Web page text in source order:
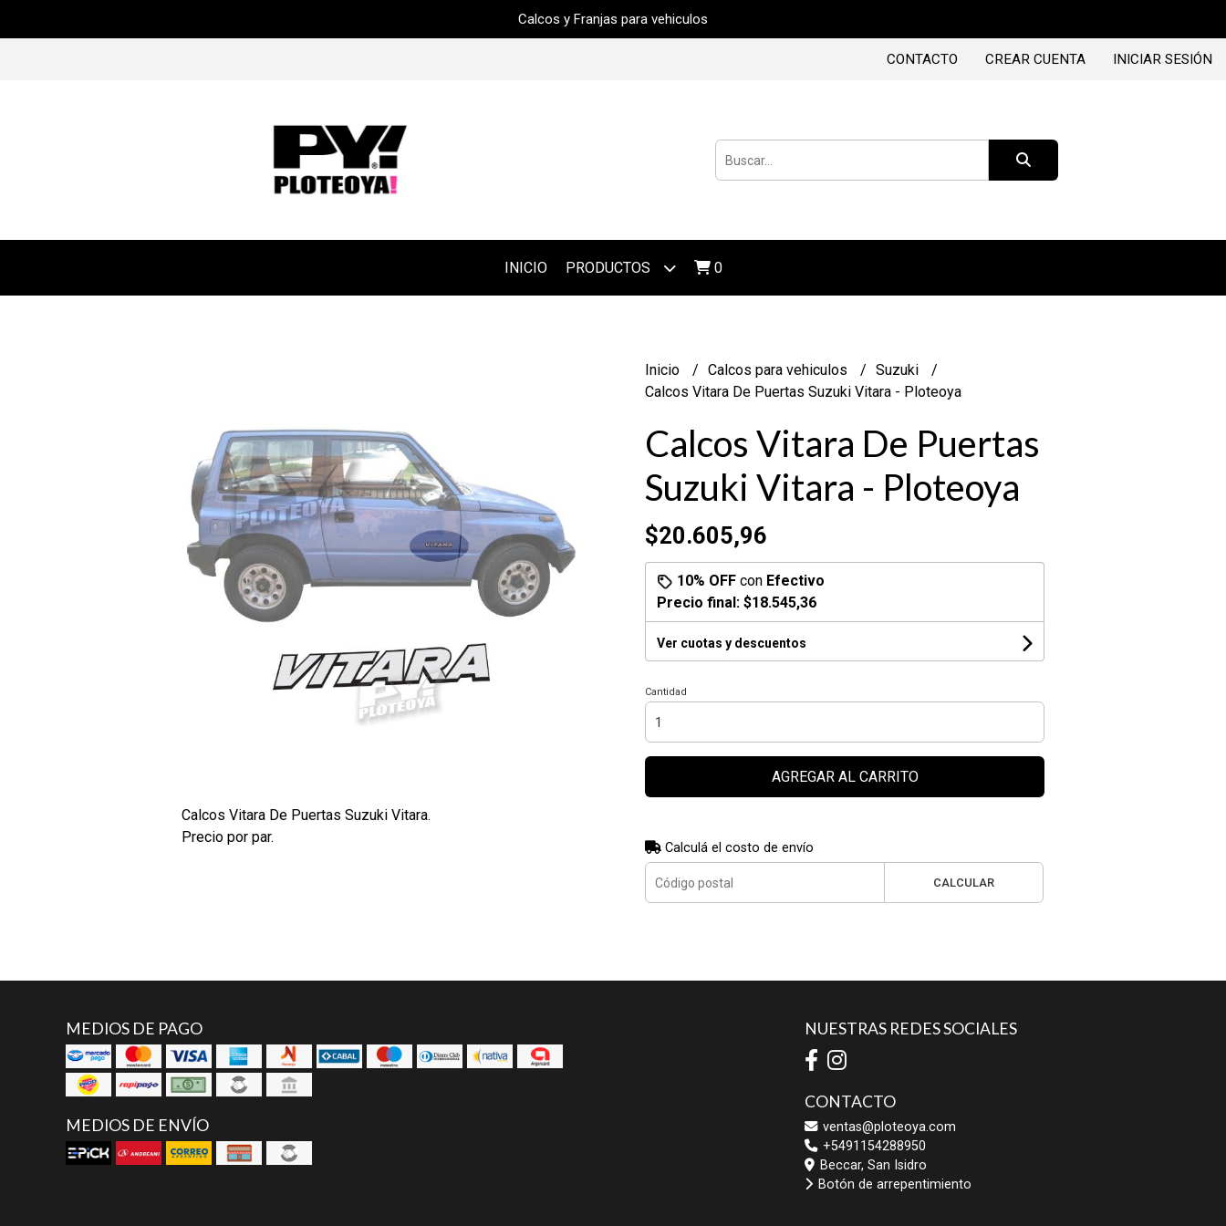
Calcos y Franjas para vehiculos
CONTACTO CREAR CUENTA INICIAR SESIÓN
INICIO PRODUCTOS 0
Calcos Vitara De Puertas Suzuki Vitara.
Precio por par.
Inicio Calcos para vehiculos
Suzuki
Calcos Vitara De Puertas Suzuki Vitara - Ploteoya
Calcos Vitara De Puertas
Suzuki Vitara - Ploteoya
$20.605,96
10% OFF con Efectivo
Precio final: $18.545,36
Ver cuotas y descuentos
Cantidad
AGREGAR AL CARRITO
Calculá el costo de envío
CALCULAR
MEDIOS DE PAGO
MEDIOS DE ENVÍO
NUESTRAS REDES SOCIALES
CONTACTO
ventas@ploteoya.com
+5491154288950
Beccar, San Isidro
Botón de arrepentimiento